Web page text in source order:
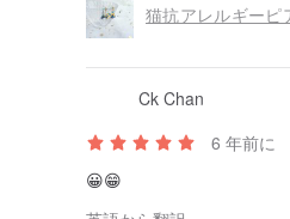
猫抗アレルギーピ
Ck Chan
6 年前に
😀😁